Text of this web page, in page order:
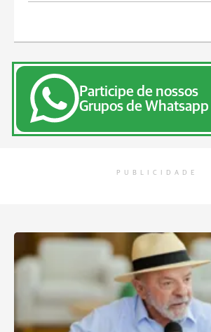
Participe de nossos
Grupos de Whatsapp
PUBLICIDADE